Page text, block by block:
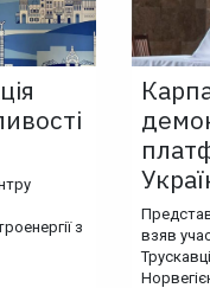
з
взяв